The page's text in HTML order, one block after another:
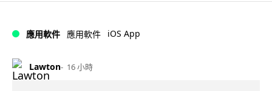
應用軟件 應用軟件 iOS App
Lawton 16 小時